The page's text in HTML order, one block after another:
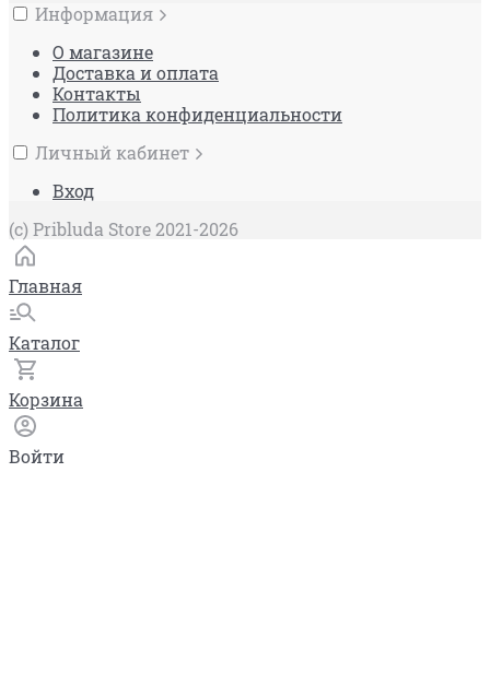
Информация
О магазине
Доставка и оплата
Контакты
Политика конфиденциальности
Личный кабинет
Вход
(c) Pribluda Store 2021-2026
Главная
Каталог
Корзина
Войти